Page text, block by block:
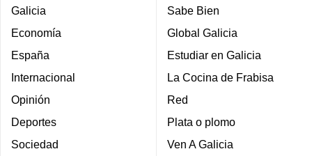
Galicia
Economía
España
Internacional
Opinión
Deportes
Sociedad
Sabe Bien
Global Galicia
Estudiar en Galicia
La Cocina de Frabisa
Red
Plata o plomo
Ven A Galicia